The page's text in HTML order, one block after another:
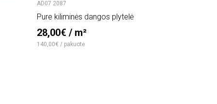
AD07 2087
Pure kiliminės dangos plytelė
28,00€ / m²
140,00€ / pakuotė